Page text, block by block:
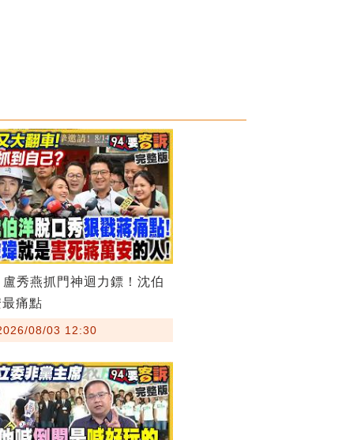
秀燕抓門神迴力鏢！沈伯
痛點
08/03 12:30